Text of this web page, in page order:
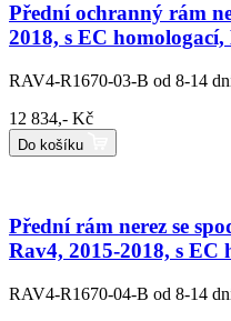
Přední ochranný rám
2018, s EC homologací,
RAV4-R1670-03-B od 8-14
12 834,- Kč
Do košíku
Přední rám nerez se
Rav4, 2015-2018, s EC
RAV4-R1670-04-B od 8-14